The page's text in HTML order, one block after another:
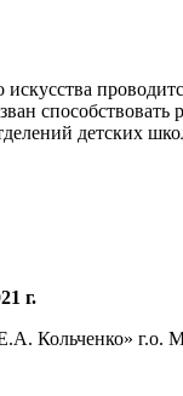
детских
г.
Кольченко» г.о.